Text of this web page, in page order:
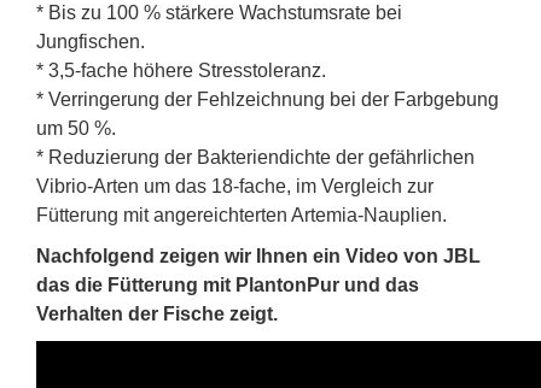
* Bis zu 100 % stärkere Wachstumsrate bei
Jungfischen.
* 3,5-fache höhere Stresstoleranz.
* Verringerung der Fehlzeichnung bei der Farbgebung
um 50 %.
* Reduzierung der Bakteriendichte der gefährlichen
Vibrio-Arten um das 18-fache, im Vergleich zur
Fütterung mit angereichterten Artemia-Nauplien.
Nachfolgend zeigen wir Ihnen ein Video von JBL
das die Fütterung mit PlantonPur und das
Verhalten der Fische zeigt.